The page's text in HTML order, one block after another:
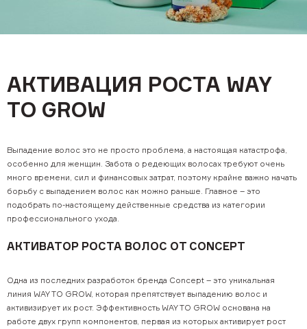
Для кудрявых волос PRO CURLS
О компании
Наша команда
Как начать сотрудничество
Дистрибьюторы
Каталог
Учитесь у нас
Обучающее видео
АКТИВАЦИЯ РОСТА WAY
TO GROW
Выпадение волос это не просто проблема, а настоящая катастрофа,
особенно для женщин. Забота о редеющих волосах требуют очень
много времени, сил и финансовых затрат, поэтому крайне важно начать
борьбу с выпадением волос как можно раньше. Главное – это
подобрать по-настоящему действенные средства из категории
профессионального ухода.
АКТИВАТОР РОСТА ВОЛОС ОТ CONCEPT
Одна из последних разработок бренда Concept – это уникальная
линия WAY TO GROW, которая препятствует выпадению волос и
активизирует их рост. Эффективность WAY TO GROW основана на
работе двух групп компонентов, первая из которых активирует рост